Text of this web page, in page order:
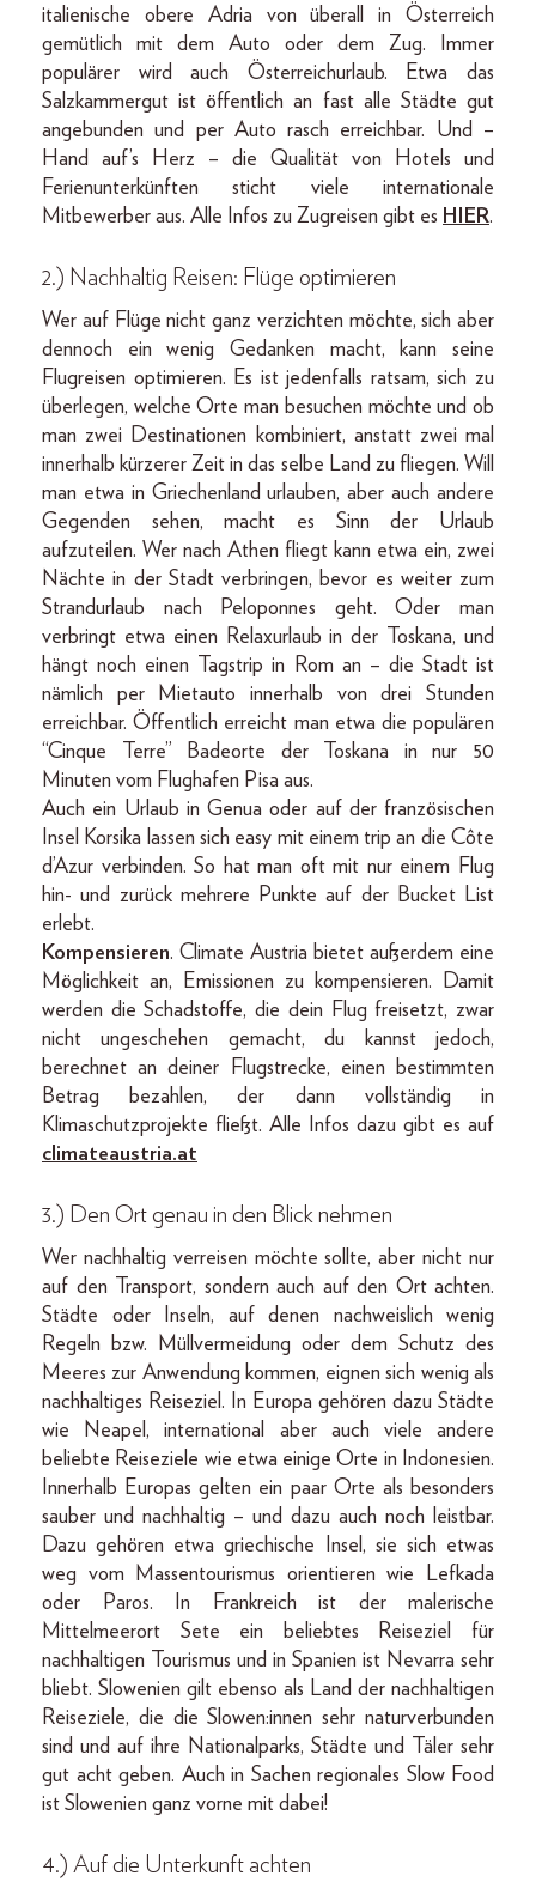
italienische obere Adria von überall in Österreich
gemütlich mit dem Auto oder dem Zug. Immer
populärer wird auch Österreichurlaub. Etwa das
Salzkammergut ist öffentlich an fast alle Städte gut
angebunden und per Auto rasch erreichbar. Und –
Hand auf’s Herz – die Qualität von Hotels und
Ferienunterkünften sticht viele internationale
Mitbewerber aus. Alle Infos zu Zugreisen gibt es HIER.
2.) Nachhaltig Reisen: Flüge optimieren
Wer auf Flüge nicht ganz verzichten möchte, sich aber
dennoch ein wenig Gedanken macht, kann seine
Flugreisen optimieren. Es ist jedenfalls ratsam, sich zu
überlegen, welche Orte man besuchen möchte und ob
man zwei Destinationen kombiniert, anstatt zwei mal
innerhalb kürzerer Zeit in das selbe Land zu fliegen. Will
man etwa in Griechenland urlauben, aber auch andere
Gegenden sehen, macht es Sinn der Urlaub
aufzuteilen. Wer nach Athen fliegt kann etwa ein, zwei
Nächte in der Stadt verbringen, bevor es weiter zum
Strandurlaub nach Peloponnes geht. Oder man
verbringt etwa einen Relaxurlaub in der Toskana, und
hängt noch einen Tagstrip in Rom an – die Stadt ist
nämlich per Mietauto innerhalb von drei Stunden
erreichbar. Öffentlich erreicht man etwa die populären
“Cinque Terre” Badeorte der Toskana in nur 50
Minuten vom Flughafen Pisa aus.
Auch ein Urlaub in Genua oder auf der französischen
Insel Korsika lassen sich easy mit einem trip an die Côte
d’Azur verbinden. So hat man oft mit nur einem Flug
hin- und zurück mehrere Punkte auf der Bucket List
erlebt.
Kompensieren. Climate Austria bietet außerdem eine
Möglichkeit an, Emissionen zu kompensieren. Damit
werden die Schadstoffe, die dein Flug freisetzt, zwar
nicht ungeschehen gemacht, du kannst jedoch,
berechnet an deiner Flugstrecke, einen bestimmten
Betrag bezahlen, der dann vollständig in
Klimaschutzprojekte fließt. Alle Infos dazu gibt es auf
climateaustria.at
3.) Den Ort genau in den Blick nehmen
Wer nachhaltig verreisen möchte sollte, aber nicht nur
auf den Transport, sondern auch auf den Ort achten.
Städte oder Inseln, auf denen nachweislich wenig
Regeln bzw. Müllvermeidung oder dem Schutz des
Meeres zur Anwendung kommen, eignen sich wenig als
nachhaltiges Reiseziel. In Europa gehören dazu Städte
wie Neapel, international aber auch viele andere
beliebte Reiseziele wie etwa einige Orte in Indonesien.
Innerhalb Europas gelten ein paar Orte als besonders
sauber und nachhaltig – und dazu auch noch leistbar.
Dazu gehören etwa griechische Insel, sie sich etwas
weg vom Massentourismus orientieren wie Lefkada
oder Paros. In Frankreich ist der malerische
Mittelmeerort Sete ein beliebtes Reiseziel für
nachhaltigen Tourismus und in Spanien ist Nevarra sehr
bliebt. Slowenien gilt ebenso als Land der nachhaltigen
Reiseziele, die die Slowen:innen sehr naturverbunden
sind und auf ihre Nationalparks, Städte und Täler sehr
gut acht geben. Auch in Sachen regionales Slow Food
ist Slowenien ganz vorne mit dabei!
4.) Auf die Unterkunft achten